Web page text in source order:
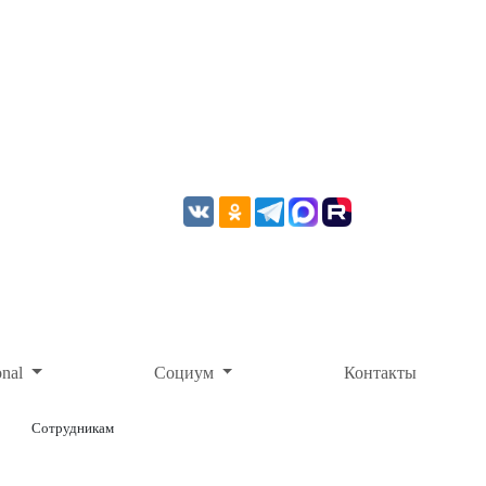
Социум Контакты
Сотрудникам